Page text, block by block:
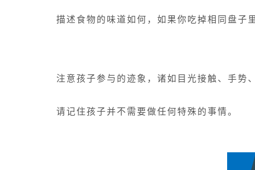
描述食物的味道如何，如果你吃掉相同盘子
注意孩子参与的迹象，诸如目光接触、手势
请记住孩子并不需要做任何特殊的事情。